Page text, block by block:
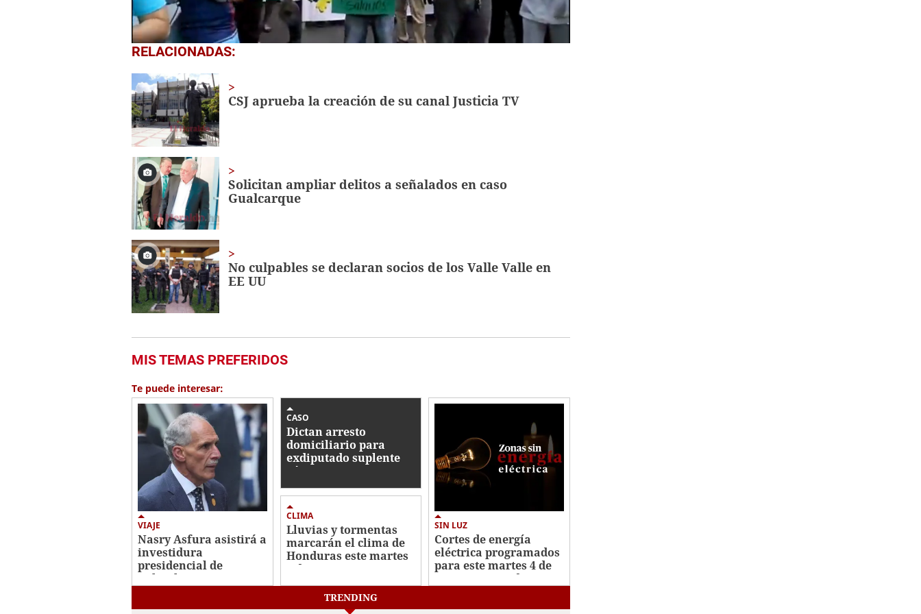
0
seconds
minute,
19
secondsVolume
0%
RELACIONADAS:
CSJ aprueba la creación de su canal Justicia TV
Solicitan ampliar delitos a señalados en caso
Gualcarque
No culpables se declaran socios de los Valle Valle en
EE UU
MIS TEMAS PREFERIDOS
Te puede interesar:
VIAJE
Nasry Asfura asistirá a
investidura
presidencial de
Colombia
CASO
Dictan arresto
domiciliario para
exdiputado suplente
Víctor Hugo Romero,
asesinato
CLIMA
Lluvias y tormentas
marcarán el clima de
Honduras este martes
4 de agosto
SIN LUZ
Cortes de energía
eléctrica programados
para este martes 4 de
agosto en Honduras
TRENDING